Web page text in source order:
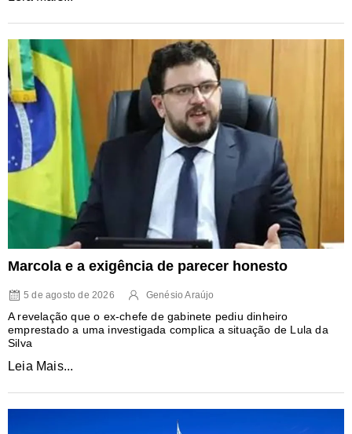
Marcola e a exigência de parecer honesto
5 de agosto de 2026 Genésio Araújo
A revelação que o ex-chefe de gabinete pediu dinheiro
emprestado a uma investigada complica a situação de Lula da
Silva
Leia Mais...